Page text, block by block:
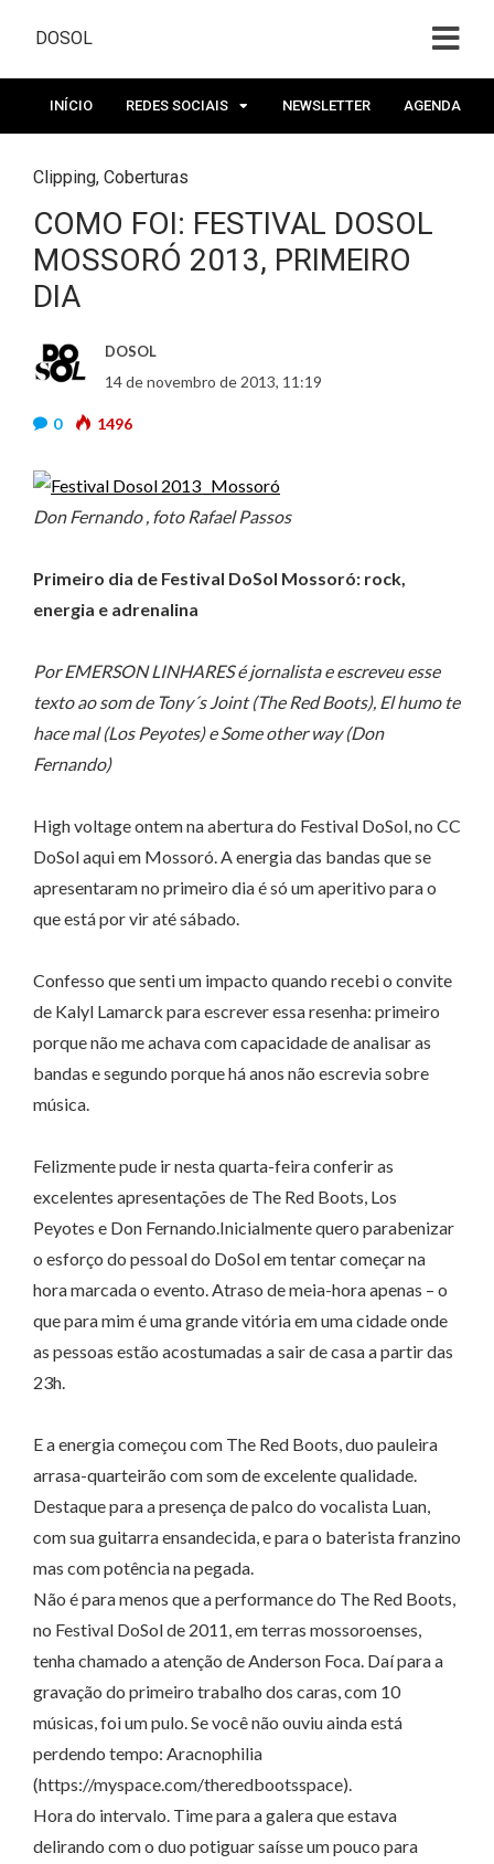
DOSOL
INÍCIO REDES SOCIAIS NEWSLETTER AGENDA
Clipping, Coberturas
COMO FOI: FESTIVAL DOSOL
MOSSORÓ 2013, PRIMEIRO
DIA
DOSOL
14 de novembro de 2013, 11:19
0 1496
Don Fernando , foto Rafael Passos
Primeiro dia de Festival DoSol Mossoró: rock,
energia e adrenalina
Por EMERSON LINHARES é jornalista e escreveu esse
texto ao som de Tony´s Joint (The Red Boots), El humo te
hace mal (Los Peyotes) e Some other way (Don
Fernando)
High voltage ontem na abertura do Festival DoSol, no CC
DoSol aqui em Mossoró. A energia das bandas que se
apresentaram no primeiro dia é só um aperitivo para o
que está por vir até sábado.
Confesso que senti um impacto quando recebi o convite
de Kalyl Lamarck para escrever essa resenha: primeiro
porque não me achava com capacidade de analisar as
bandas e segundo porque há anos não escrevia sobre
música.
Felizmente pude ir nesta quarta-feira conferir as
excelentes apresentações de The Red Boots, Los
Peyotes e Don Fernando.Inicialmente quero parabenizar
o esforço do pessoal do DoSol em tentar começar na
hora marcada o evento. Atraso de meia-hora apenas – o
que para mim é uma grande vitória em uma cidade onde
as pessoas estão acostumadas a sair de casa a partir das
23h.
E a energia começou com The Red Boots, duo pauleira
arrasa-quarteirão com som de excelente qualidade.
Destaque para a presença de palco do vocalista Luan,
com sua guitarra ensandecida, e para o baterista franzino
mas com potência na pegada.
Não é para menos que a performance do The Red Boots,
no Festival DoSol de 2011, em terras mossoroenses,
tenha chamado a atenção de Anderson Foca. Daí para a
gravação do primeiro trabalho dos caras, com 10
músicas, foi um pulo. Se você não ouviu ainda está
perdendo tempo: Aracnophilia
(https://myspace.com/theredbootsspace).
Hora do intervalo. Time para a galera que estava
delirando com o duo potiguar saísse um pouco para